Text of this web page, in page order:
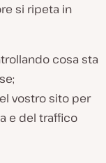
si ripeta in
cosa sta
vostro sito per
e del traffico